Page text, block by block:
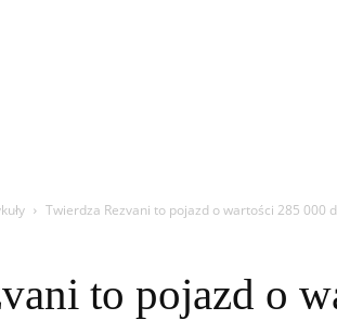
Twierdza Rezvani to pojazd o wartości 285 000
to pojazd o